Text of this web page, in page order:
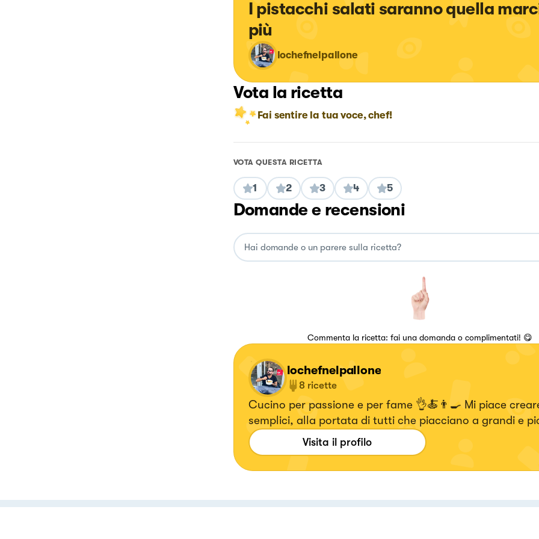
I pistacchi salati saranno quella
più
lochefnelpallone
Vota la ricetta
Fai sentire la tua voce, chef!
VOTA QUESTA RICETTA
1 2 3 4 5
Domande e recensioni
Commenta la ricetta: fai una domanda o complimentati! 😋
lochefnelpallone
8 ricette
Cucino per passione e per fame 👌🍝👨‍🍳 Mi piace
semplici, alla portata di tutti che piacciano a grandi e
Visita il profilo